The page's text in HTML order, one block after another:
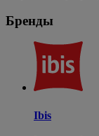
Бренды
Ibis